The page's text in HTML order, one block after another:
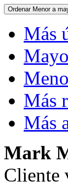
Ordenar Menor a
Más
Más
Más
Mark
Cliente